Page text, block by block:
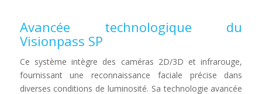
Avancée technologique du
Visionpass SP
Ce système intègre des caméras 2D/3D et infrarouge,
fournissant une reconnaissance faciale précise dans
diverses conditions de luminosité. Sa technologie avancée